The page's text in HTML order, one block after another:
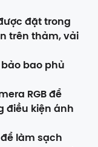
đặt trong
trên thảm, vải
bao phủ
RGB để
điều kiện ánh
làm sạch